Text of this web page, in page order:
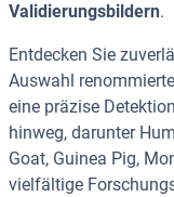
Validierungsbildern.
Entdecken Sie
Auswahl
eine präzise
hinweg, darunter
Goat, Guinea Pig,
vielfältige